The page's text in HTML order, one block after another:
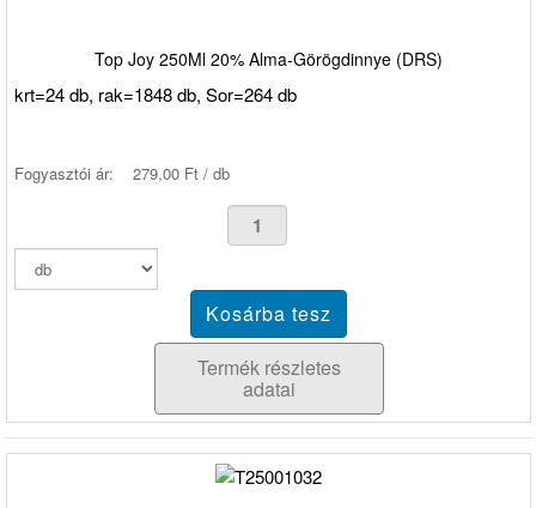
Top Joy 250Ml 20% Alma-Görögdinnye (DRS)
krt=24 db, rak=1848 db, Sor=264 db
Fogyasztói ár: 279,00 Ft / db
Termék részletes
adatai